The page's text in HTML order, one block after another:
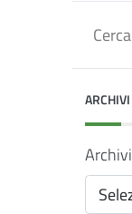
Cerca
ARCHIVI
Archivi